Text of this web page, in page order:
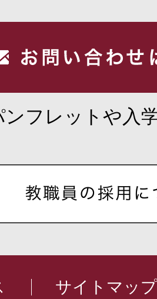
ンフレットや入
サイトマップ